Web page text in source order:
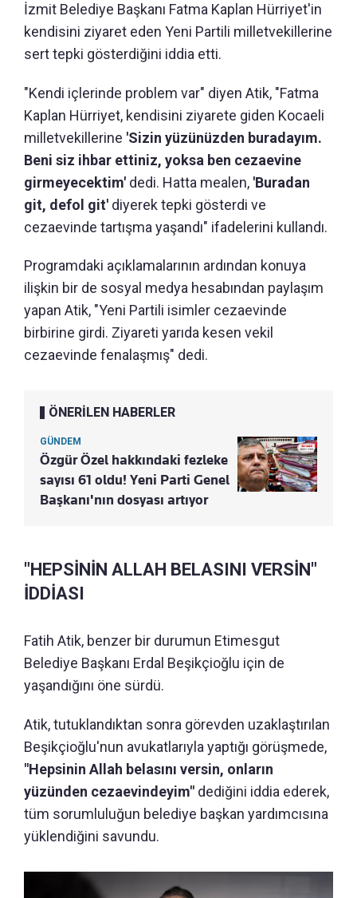
İzmit Belediye Başkanı Fatma Kaplan Hürriyet'in
kendisini ziyaret eden Yeni Partili milletvekillerine
sert tepki gösterdiğini iddia etti.
"Kendi içlerinde problem var" diyen Atik, "Fatma
Kaplan Hürriyet, kendisini ziyarete giden Kocaeli
milletvekillerine 'Sizin yüzünüzden buradayım.
Beni siz ihbar ettiniz, yoksa ben cezaevine
girmeyecektim' dedi. Hatta mealen, 'Buradan
git, defol git' diyerek tepki gösterdi ve
cezaevinde tartışma yaşandı" ifadelerini kullandı.
Programdaki açıklamalarının ardından konuya
ilişkin bir de sosyal medya hesabından paylaşım
yapan Atik, "Yeni Partili isimler cezaevinde
birbirine girdi. Ziyareti yarıda kesen vekil
cezaevinde fenalaşmış" dedi.
ÖNERİLEN HABERLER
GÜNDEM
Özgür Özel hakkındaki fezleke
sayısı 61 oldu! Yeni Parti Genel
Başkanı'nın dosyası artıyor
"HEPSİNİN ALLAH BELASINI VERSİN"
İDDİASI
Fatih Atik, benzer bir durumun Etimesgut
Belediye Başkanı Erdal Beşikçioğlu için de
yaşandığını öne sürdü.
Atik, tutuklandıktan sonra görevden uzaklaştırılan
Beşikçioğlu'nun avukatlarıyla yaptığı görüşmede,
"Hepsinin Allah belasını versin, onların
yüzünden cezaevindeyim" dediğini iddia ederek,
tüm sorumluluğun belediye başkan yardımcısına
yüklendiğini savundu.